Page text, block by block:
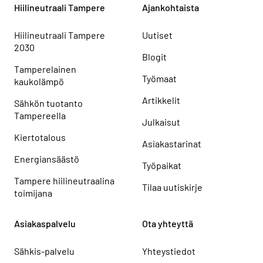
Hiilineutraali Tampere
Hiilineutraali Tampere
2030
Tamperelainen
kaukolämpö
Sähkön tuotanto
Tampereella
Kiertotalous
Energiansäästö
Tampere hiilineutraalina
toimijana
Ajankohtaista
Uutiset
Blogit
Työmaat
Artikkelit
Julkaisut
Asiakastarinat
Työpaikat
Tilaa uutiskirje
Asiakaspalvelu
Sähkis-palvelu
Ota yhteyttä
Yhteystiedot